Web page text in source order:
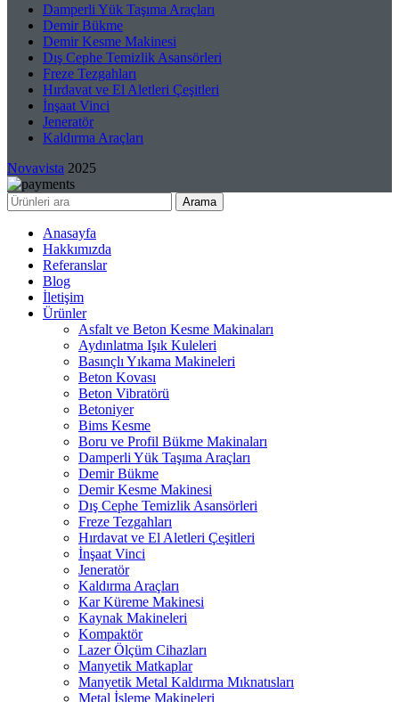
Damperli Yük Taşıma Araçları
Demir Bükme
Demir Kesme Makinesi
Dış Cephe Temizlik Asansörleri
Freze Tezgahları
Hırdavat ve El Aletleri Çeşitleri
İnşaat Vinci
Jeneratör
Kaldırma Araçları
Novavista 2025
Arama
Anasayfa
Hakkımızda
Referanslar
Blog
İletişim
Ürünler
Asfalt ve Beton Kesme Makinaları
Aydınlatma Işık Kuleleri
Basınçlı Yıkama Makineleri
Beton Kovası
Beton Vibratörü
Betoniyer
Bims Kesme
Boru ve Profil Bükme Makinaları
Damperli Yük Taşıma Araçları
Demir Bükme
Demir Kesme Makinesi
Dış Cephe Temizlik Asansörleri
Freze Tezgahları
Hırdavat ve El Aletleri Çeşitleri
İnşaat Vinci
Jeneratör
Kaldırma Araçları
Kar Küreme Makinesi
Kaynak Makineleri
Kompaktör
Lazer Ölçüm Cihazları
Manyetik Matkaplar
Manyetik Metal Kaldırma Mıknatısları
Metal İşleme Makineleri